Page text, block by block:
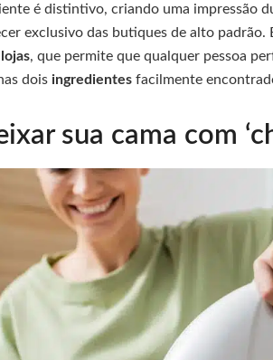
é distintivo, criando uma impressão
exclusivo das butiques de alto padrão.
lojas, que permite que qualquer pessoa
dois ingredientes facilmente
sua cama com